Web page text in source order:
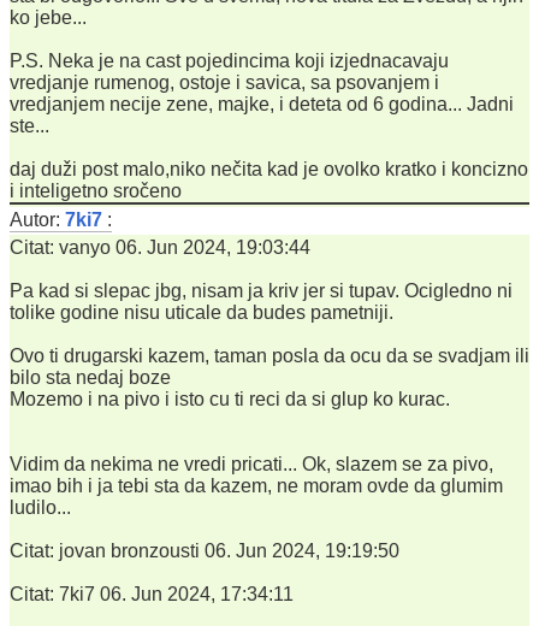
ko jebe...
P.S. Neka je na cast pojedincima koji izjednacavaju
vredjanje rumenog, ostoje i savica, sa psovanjem i
vredjanjem necije zene, majke, i deteta od 6 godina... Jadni
ste...
daj duži post malo,niko nečita kad je ovolko kratko i koncizno
i inteligetno sročeno
Autor: 7ki7 :
Citat: vanyo 06. Jun 2024, 19:03:44
Pa kad si slepac jbg, nisam ja kriv jer si tupav. Ocigledno ni
tolike godine nisu uticale da budes pametniji.
Ovo ti drugarski kazem, taman posla da ocu da se svadjam ili
bilo sta nedaj boze
Mozemo i na pivo i isto cu ti reci da si glup ko kurac.
Vidim da nekima ne vredi pricati... Ok, slazem se za pivo,
imao bih i ja tebi sta da kazem, ne moram ovde da glumim
ludilo...
Citat: jovan bronzousti 06. Jun 2024, 19:19:50
Citat: 7ki7 06. Jun 2024, 17:34:11